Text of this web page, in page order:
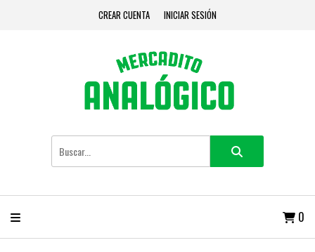
CREAR CUENTA INICIAR SESIÓN
0